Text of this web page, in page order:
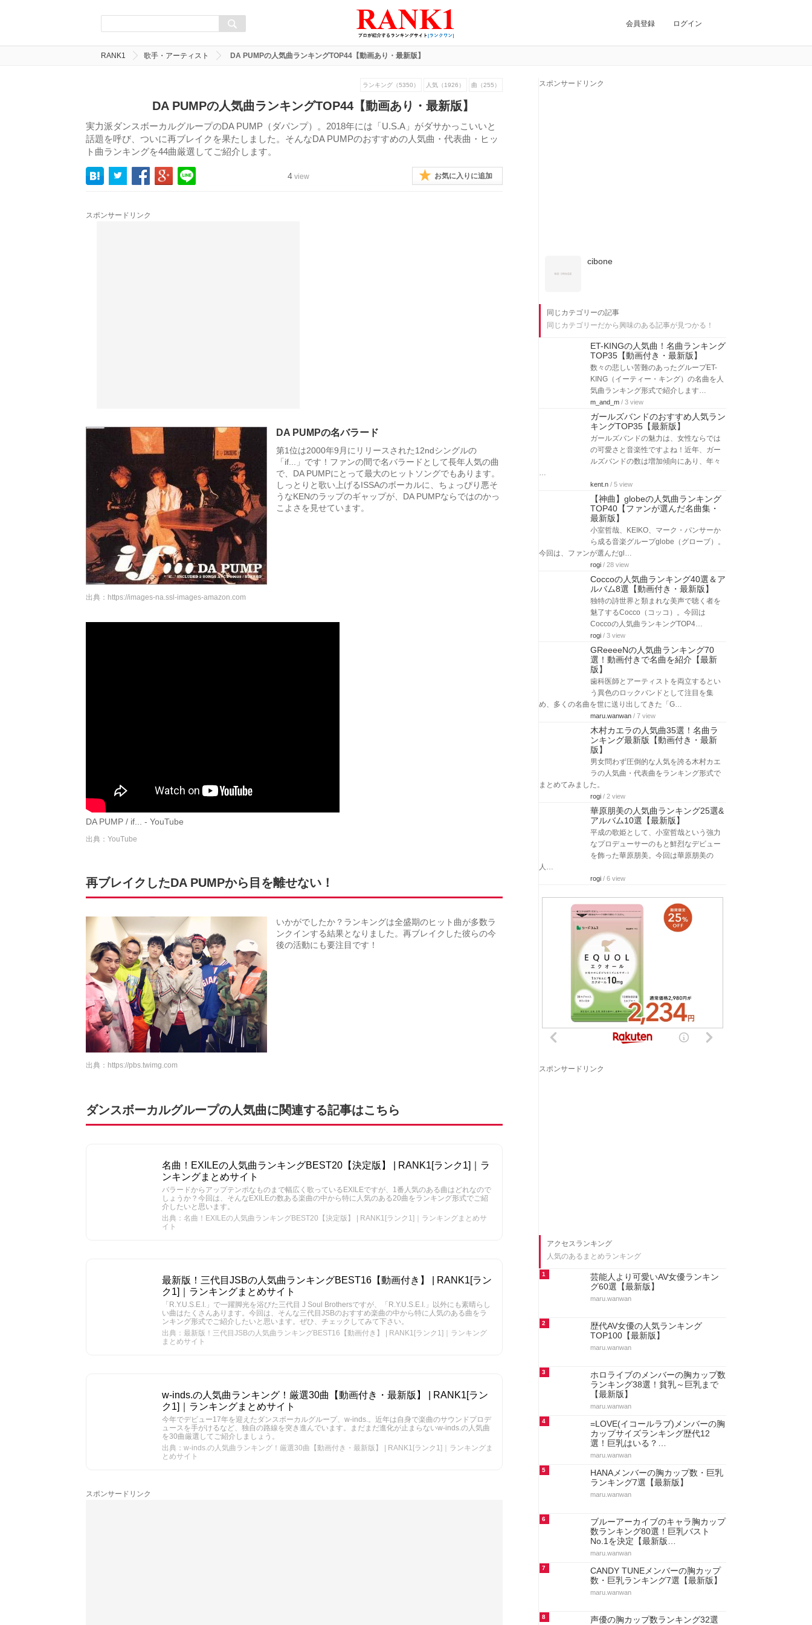
会員登録 ログイン
RANK1 歌手・アーティスト DA PUMPの人気曲ランキングTOP44【動画あり・最新版】
ランキング（5350） 人気（1926） 曲（255）
DA PUMPの人気曲ランキングTOP44【動画あり・最新版】
実力派ダンスボーカルグループのDA PUMP（ダパンプ）。2018年には「U.S.A」がダサかっこいいと
話題を呼び、ついに再ブレイクを果たしました。そんなDA PUMPのおすすめの人気曲・代表曲・ヒッ
ト曲ランキングを44曲厳選してご紹介します。
4 view お気に入りに追加
スポンサードリンク
DA PUMPの名バラード
第1位は2000年9月にリリースされた12ndシングルの
「if...」です！ファンの間で名バラードとして長年人気の曲
で、DA PUMPにとって最大のヒットソングでもあります。
しっとりと歌い上げるISSAのボーカルに、ちょっぴり悪そ
うなKENのラップのギャップが、DA PUMPならではのかっ
こよさを見せています。
出典： https://images-na.ssl-images-amazon.com
DA PUMP / if... - YouTube
出典：YouTube
再ブレイクしたDA PUMPから目を離せない！
いかがでしたか？ランキングは全盛期のヒット曲が多数ラ
ンクインする結果となりました。再ブレイクした彼らの今
後の活動にも要注目です！
出典： https://pbs.twimg.com
ダンスボーカルグループの人気曲に関連する記事はこちら
名曲！EXILEの人気曲ランキングBEST20【決定版】 | RANK1[ランク1]｜ラ
ンキングまとめサイト
バラードからアップテンポなものまで幅広く歌っているEXILEですが、1番人気のある曲はどれなので
しょうか？今回は、そんなEXILEの数ある楽曲の中から特に人気のある20曲をランキング形式でご紹
介したいと思います。
出典：名曲！EXILEの人気曲ランキングBEST20【決定版】 | RANK1[ランク1]｜ランキングまとめサ
イト
最新版！三代目JSBの人気曲ランキングBEST16【動画付き】 | RANK1[ラン
ク1]｜ランキングまとめサイト
「R.Y.U.S.E.I.」で一躍脚光を浴びた三代目 J Soul Brothersですが、「R.Y.U.S.E.I.」以外にも素晴らし
い曲はたくさんあります。今回は、そんな三代目JSBのおすすめ楽曲の中から特に人気のある曲をラ
ンキング形式でご紹介したいと思います。ぜひ、チェックしてみて下さい。
出典：最新版！三代目JSBの人気曲ランキングBEST16【動画付き】 | RANK1[ランク1]｜ランキング
まとめサイト
w-inds.の人気曲ランキング！厳選30曲【動画付き・最新版】 | RANK1[ラン
ク1]｜ランキングまとめサイト
今年でデビュー17年を迎えたダンスボーカルグループ、w-inds.。近年は自身で楽曲のサウンドプロデ
ュースを手がけるなど、独自の路線を突き進んでいます。まだまだ進化が止まらないw-inds.の人気曲
を30曲厳選してご紹介しましょう。
出典：w-inds.の人気曲ランキング！厳選30曲【動画付き・最新版】 | RANK1[ランク1]｜ランキングま
とめサイト
スポンサードリンク
スポンサードリンク
cibone
同じカテゴリーの記事
同じカテゴリーだから興味のある記事が見つかる！
ET-KINGの人気曲！名曲ランキング
TOP35【動画付き・最新版】
数々の悲しい苦難のあったグループET-
KING（イーティー・キング）の名曲を人
気曲ランキング形式で紹介します…
m_and_m / 3 view
ガールズバンドのおすすめ人気ラン
キングTOP35【最新版】
ガールズバンドの魅力は、女性ならでは
の可愛さと音楽性ですよね！近年、ガー
ルズバンドの数は増加傾向にあり、年々
…
kent.n / 5 view
【神曲】globeの人気曲ランキング
TOP40【ファンが選んだ名曲集・
最新版】
小室哲哉、KEIKO、マーク・パンサーか
ら成る音楽グループglobe（グローブ）。
今回は、ファンが選んだgl…
rogi / 28 view
Coccoの人気曲ランキング40選＆ア
ルバム8選【動画付き・最新版】
独特の詩世界と類まれな美声で聴く者を
魅了するCocco（コッコ）。今回は
Coccoの人気曲ランキングTOP4…
rogi / 3 view
GReeeeNの人気曲ランキング70
選！動画付きで名曲を紹介【最新
版】
歯科医師とアーティストを両立するとい
う異色のロックバンドとして注目を集
め、多くの名曲を世に送り出してきた「G…
maru.wanwan / 7 view
木村カエラの人気曲35選！名曲ラ
ンキング最新版【動画付き・最新
版】
男女問わず圧倒的な人気を誇る木村カエ
ラの人気曲・代表曲をランキング形式で
まとめてみました。
rogi / 2 view
華原朋美の人気曲ランキング25選&
アルバム10選【最新版】
平成の歌姫として、小室哲哉という強力
なプロデューサーのもと鮮烈なデビュー
を飾った華原朋美。今回は華原朋美の
人…
rogi / 6 view
スポンサードリンク
アクセスランキング
人気のあるまとめランキング
1
芸能人より可愛いAV女優ランキン
グ60選【最新版】
maru.wanwan
2
歴代AV女優の人気ランキング
TOP100【最新版】
maru.wanwan
3
ホロライブのメンバーの胸カップ数
ランキング38選！貧乳～巨乳まで
【最新版】
maru.wanwan
4
=LOVE(イコールラブ)メンバーの胸
カップサイズランキング歴代12
選！巨乳はいる？…
maru.wanwan
5
HANAメンバーの胸カップ数・巨乳
ランキング7選【最新版】
maru.wanwan
6
ブルーアーカイブのキャラ胸カップ
数ランキング80選！巨乳バスト
No.1を決定【最新版…
maru.wanwan
7
CANDY TUNEメンバーの胸カップ
数・巨乳ランキング7選【最新版】
maru.wanwan
8
声優の胸カップ数ランキング32選